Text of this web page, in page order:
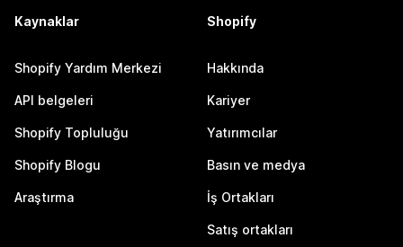
Kaynaklar
Shopify Yardım Merkezi
API belgeleri
Shopify Topluluğu
Shopify Blogu
Araştırma
Shopify
Hakkında
Kariyer
Yatırımcılar
Basın ve medya
İş Ortakları
Satış ortakları